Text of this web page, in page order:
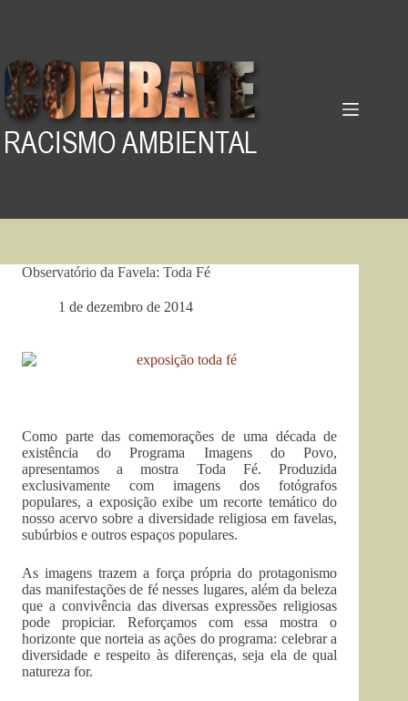
Observatório da Favela: Toda Fé
1 de dezembro de 2014
Como parte das comemorações de uma década de
existência do Programa Imagens do Povo,
apresentamos a mostra Toda Fé. Produzida
exclusivamente com imagens dos fotógrafos
populares, a exposição exibe um recorte temático do
nosso acervo sobre a diversidade religiosa em favelas,
subúrbios e outros espaços populares.
As imagens trazem a força própria do protagonismo
das manifestações de fé nesses lugares, além da beleza
que a convivência das diversas expressões religiosas
pode propiciar. Reforçamos com essa mostra o
horizonte que norteia as ações do programa: celebrar a
diversidade e respeito às diferenças, seja ela de qual
natureza for.